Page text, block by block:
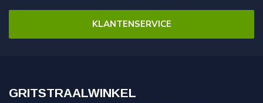
KLANTENSERVICE
GRITSTRAALWINKEL